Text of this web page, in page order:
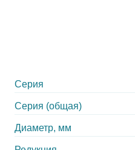
Серия
Серия (общая)
Диаметр, мм